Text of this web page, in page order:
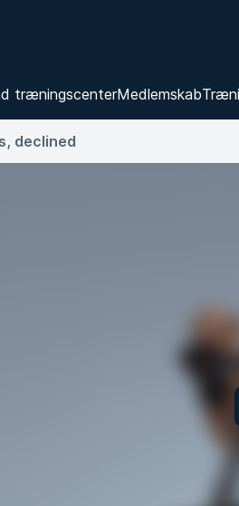
træningscenterMedlemskab
declined